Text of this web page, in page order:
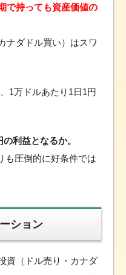
で持っても資産価値の
ナダドル買い）はスワ
1万ドルあたり1日1円
利益となるか。
も圧倒的に好条件では
ション
資（ドル売り・カナダ